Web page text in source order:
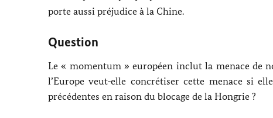
porte aussi préjudice à la Chine.
Question
Le « momentum » européen inclut la menace de
l’Europe veut‑elle concrétiser cette menace si
précédentes en raison du blocage de la Hongrie ?